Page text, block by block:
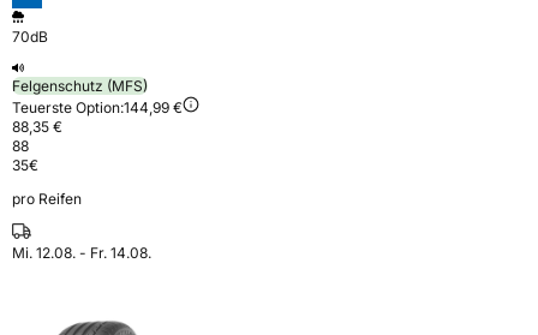
70dB
Felgenschutz (MFS)
Teuerste Option:144,99 €
88,35 €
88
35€
pro Reifen
Mi. 12.08. - Fr. 14.08.